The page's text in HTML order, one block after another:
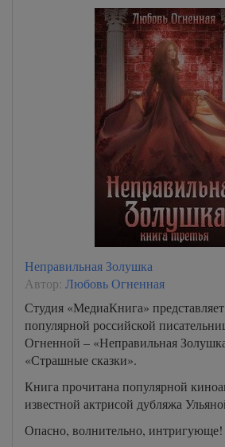
Неправильная Золушка
Автор: Любовь Огненная
Студия «МедиаКнига»
популярной российской
Огненной – «Неправильная
«Страшные сказки».
Книга прочитана популярной
известной актрисой дубляжа
Опасно, волнительно, интригующе!